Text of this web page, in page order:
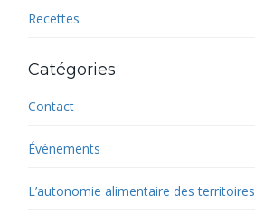
Recettes
Catégories
Contact
Événements
L’autonomie alimentaire des territoires